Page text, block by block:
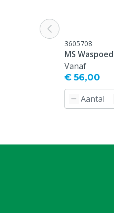
Kledingmaat
3605708
MS
Vanaf
€ 56,00